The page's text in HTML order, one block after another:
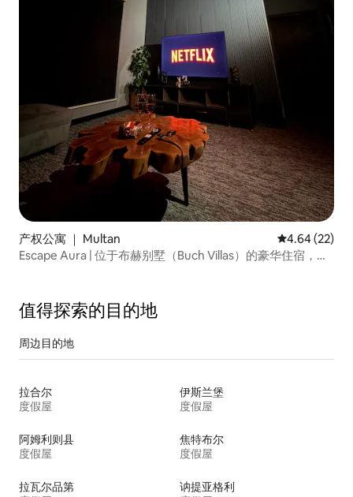
产权公寓 ｜ Multan 平均评分
4.64 (22)
Escape Aura | 位于布赫别墅（Buch Villas）的豪华住宿，位
值得探索的目的地
周边目的地
拉合尔
度假屋
伊斯兰堡
度假屋
阿姆利则县
度假屋
焦特布尔
度假屋
拉瓦尔品第
讷提亚格利